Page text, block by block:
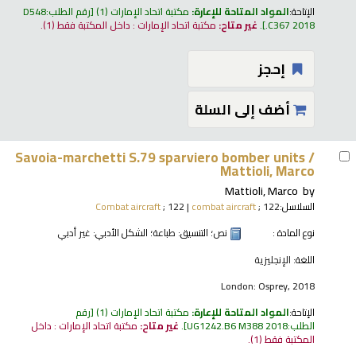
الإتاحة:المواد المتاحة للإعارة: مكتبة اتحاد الإمارات (1) رقم الطلب:D548
.C367 2018
.غير متاح: مكتبة اتحاد الإمارات : داخل المكتبة فقط(1).
إحجز
أضف إلى السلة
Savoia-marchetti S.79 sparviero bomber units /
Mattioli, Marco
by
Mattioli, Marco
السلاسل: Combat aircraft; 122| combat aircraft; 122
نوع المادة :
نص؛ التنسيق: طباعة؛ الشكل الأدبي: غير أدبي
اللغة: الإنجليزية
London: Osprey, 2018
الإتاحة:المواد المتاحة للإعارة: مكتبة اتحاد الإمارات (1) رقم
الطلب:UG1242.B6 M388 2018
.غير متاح: مكتبة اتحاد الإمارات : داخل
المكتبة فقط(1).